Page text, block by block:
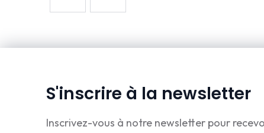
S'inscrire à la newsletter
Inscrivez-vous à notre newsletter pour